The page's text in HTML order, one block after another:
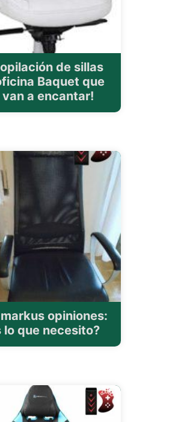
de sillas
Baquet que
a encantar!
opiniones:
lo que necesito?